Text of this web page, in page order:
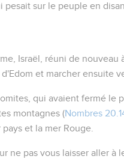
pesait sur le peuple en
Israël, réuni de
et marcher ensuite
qui avaient fermé le
montagnes (Nombres
et la mer Rouge.
ne pas vous laisser aller à